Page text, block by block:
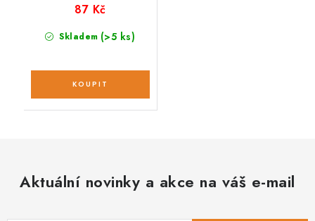
Skladem (>5 ks)
87 Kč
Aktuální novinky a akce na váš e-mail